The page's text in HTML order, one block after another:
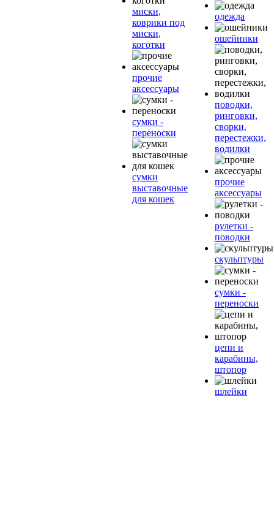
миски,
коврики под
миски,
коготки
прочие
аксессуары
сумки -
переноски
сумки
выставочные
для кошек
одежда
ошейники
поводки,
ринговки,
сворки,
перестежки,
водилки
прочие
аксессуары
рулетки -
поводки
скульптуры
сумки -
переноски
цепи и
карабины,
штопор
шлейки